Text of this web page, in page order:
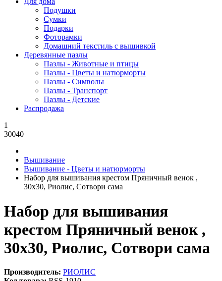
Подушки
Сумки
Подарки
Фоторамки
Домашний текстиль с вышивкой
Деревянные пазлы
Пазлы - Животные и птицы
Пазлы - Цветы и натюрморты
Пазлы - Символы
Пазлы - Транспорт
Пазлы - Детские
Распродажа
1
30040
Вышивание
Вышивание - Цветы и натюрморты
Набор для вышивания крестом Пряничный венок ,
30x30, Риолис, Сотвори сама
Набор для вышивания
крестом Пряничный венок ,
30x30, Риолис, Сотвори сама
Производитель: РИОЛИС